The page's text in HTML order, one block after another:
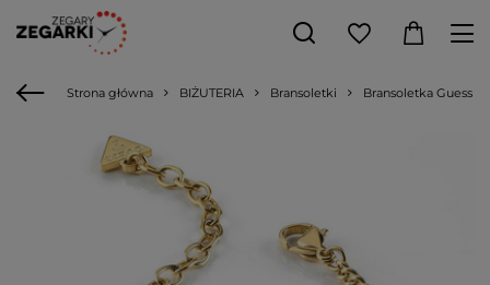
Strona główna BIŻUTERIA Bransoletki Bransoletka Guess